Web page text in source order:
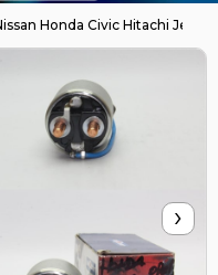
Honda Civic Hitachi
›